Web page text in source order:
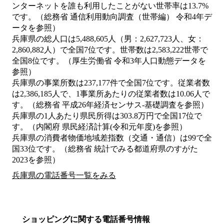
ンターネットを誰も利用したことがない世帯率は13.7%
です。（総務省 通信利用動向調査（世帯編） 令和4年デ
ータを参照）
兵庫県の総人口は5,488,605人（男：2,627,723人、女：
2,860,882人）で全国7位です。世帯数は2,583,222世帯で
全国8位です。（厚生労働省 令和3年人口動態データを
参照）
兵庫県の事業所数は237,177件で全国7位です。従業者数
は2,386,185人で、1事業所あたりの従業者数は10.06人で
す。（総務省 平成26年経済センサス‐基礎調査を参照）
兵庫県の1人あたり県民所得は303.8万円で全国17位で
す。（内閣府 県民経済計算(令和元年度)を参照）
兵庫県の消費者物価地域差指数（交通・通信）は99で全
国33位です。（総務省 統計でみる都道府県のすがた
2023を参照）
兵庫県の電話番号一覧をみる
ショッピングに関する電話番号情報